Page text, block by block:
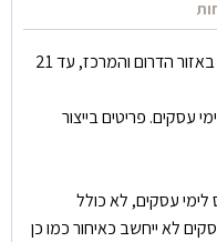
פריטים הקיימים במלאי עד 7 ימי עסקים באזור הדרום והמרכז, עד 21
פריטים ביבוא אישי מחו”ל: בין 60 ל 120 ימי עסקים. פריטים בייצור
עסקים, לא כולל
איחור של עד 30 ימי עסקים לא ייחשב כאיחור כמו כן